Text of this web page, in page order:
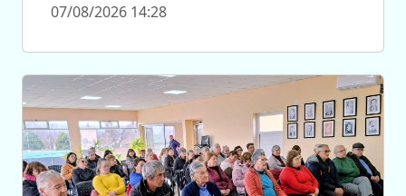
07/08/2026 14:28